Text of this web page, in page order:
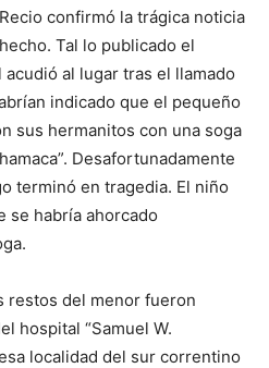
confirmó la trágica noticia
Tal lo publicado el
al lugar tras el llamado
indicado que el pequeño
sus hermanitos con una soga
Desafortunadamente
terminó en tragedia. El niño
se habría ahorcado
restos del menor fueron
hospital “Samuel W.
localidad del sur correntino